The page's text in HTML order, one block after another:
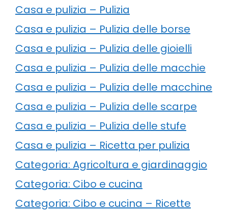
Casa e pulizia – Pulizia
Casa e pulizia – Pulizia delle borse
Casa e pulizia – Pulizia delle gioielli
Casa e pulizia – Pulizia delle macchie
Casa e pulizia – Pulizia delle macchine
Casa e pulizia – Pulizia delle scarpe
Casa e pulizia – Pulizia delle stufe
Casa e pulizia – Ricetta per pulizia
Categoria: Agricoltura e giardinaggio
Categoria: Cibo e cucina
Categoria: Cibo e cucina – Ricette